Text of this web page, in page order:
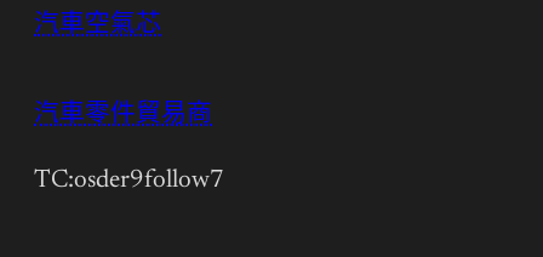
汽車空氣芯
汽車零件貿易商
TC:osder9follow7